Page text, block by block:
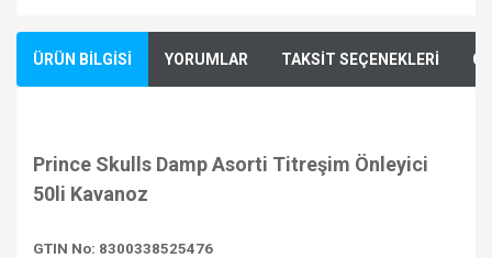
ÜRÜN BİLGİSİ YORUMLAR TAKSİT SEÇENEKLERİ
Prince Skulls Damp Asorti Titreşim Önleyici
50li Kavanoz
GTIN No: 8300338525476